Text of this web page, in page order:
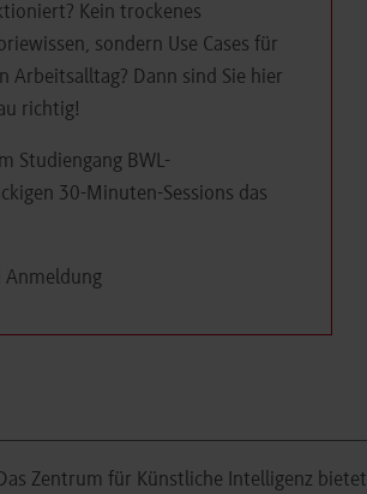
Kein trockenes
sondern Use Cases für
Arbeitsalltag? Dann sind Sie hier
richtig!
Studiengang BWL-
30-Minuten-Sessions das
Anmeldung
Zentrum für Künstliche Intelligenz bietet